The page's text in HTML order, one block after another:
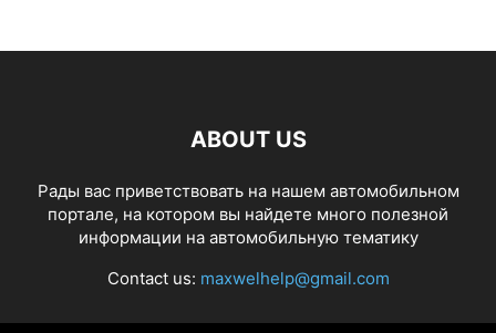
ABOUT US
Рады вас приветствовать на нашем автомобильном
портале, на котором вы найдете много полезной
информации на автомобильную тематику
Contact us: maxwelhelp@gmail.com